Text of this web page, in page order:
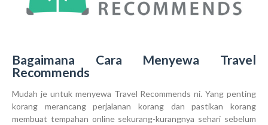
Bagaimana Cara Menyewa Travel
Recommends
Mudah je untuk menyewa Travel Recommends ni. Yang penting
korang merancang perjalanan korang dan pastikan korang
membuat tempahan online sekurang-kurangnya sehari sebelum